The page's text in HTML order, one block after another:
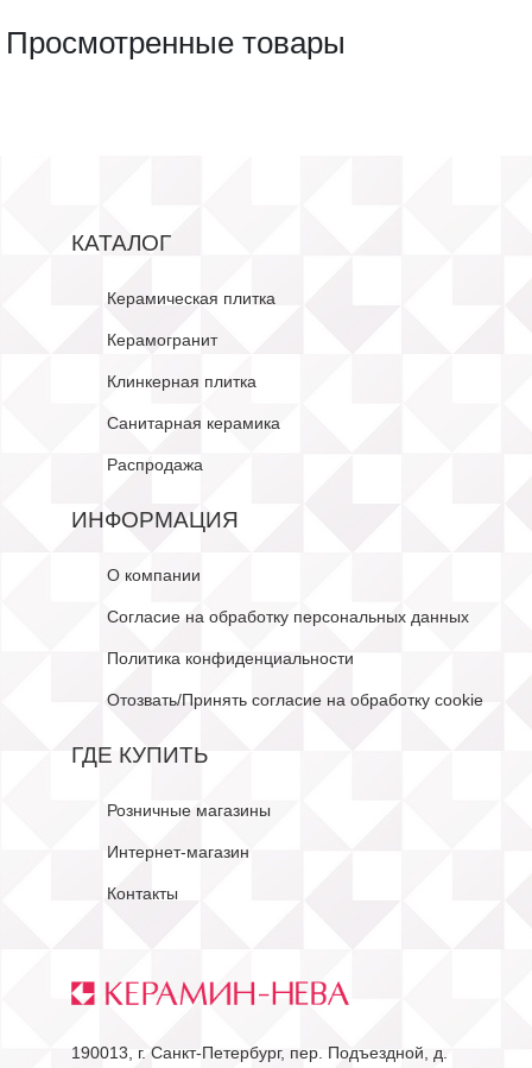
Просмотренные товары
КАТАЛОГ
Керамическая плитка
Керамогранит
Клинкерная плитка
Санитарная керамика
Распродажа
ИНФОРМАЦИЯ
О компании
Согласие на обработку персональных данных
Политика конфиденциальности
Отозвать/Принять согласие на обработку cookie
ГДЕ КУПИТЬ
Розничные магазины
Интернет-магазин
Контакты
190013, г. Санкт-Петербург, пер. Подъездной, д.